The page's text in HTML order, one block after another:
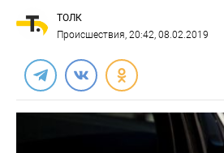
ТОЛК
Происшествия, 20:42, 08.02.2019